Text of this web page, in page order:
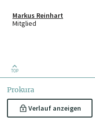
Markus Reinhart
Mitglied
TOP
Prokura
Verlauf anzeigen